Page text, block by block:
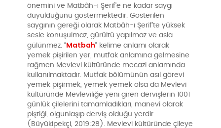
önemini ve Matbâh-ı Şerif’e ne kadar saygı
duyulduğunu göstermektedir. Gösterilen
saygının gereği olarak Matbâh-ı Şerif’te yüksek
sesle konuşulmaz, gürültü yapılmaz ve asla
gülünmez. “Matbah” kelime anlamı olarak
yemek pişirilen yer, mutfak anlamına gelmesine
rağmen Mevlevi kültüründe mecazi anlamında
kullanılmaktadır. Mutfak bölümünün asıl görevi
yemek pişirmek, yemek yemek olsa da Mevlevi
kültüründe Mevleviliğe yeni giren dervişlerin 1001
günlük çilelerini tamamladıkları, manevi olarak
piştiği, olgunlaşıp derviş olduğu yerdir
(Büyükipekçi, 2019:28). Mevlevi kültüründe çileye